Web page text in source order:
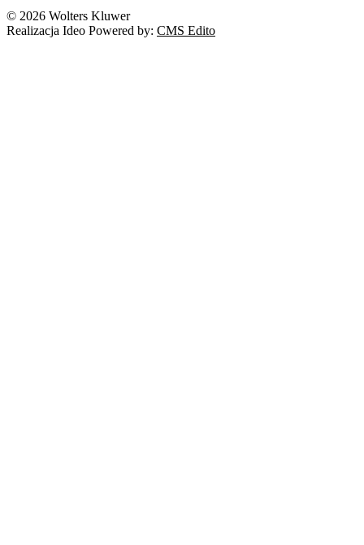
Prawo autorskie
© 2026 Wolters Kluwer
Realizacja Ideo Powered by: CMS Edito